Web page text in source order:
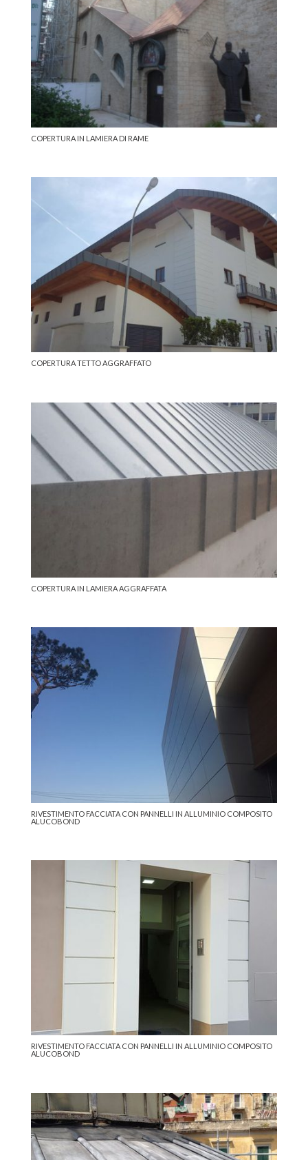
COPERTURA IN LAMIERA DI RAME
COPERTURA TETTO AGGRAFFATO
COPERTURA IN LAMIERA AGGRAFFATA
RIVESTIMENTO FACCIATA CON PANNELLI IN ALLUMINIO COMPOSITO
ALUCOBOND
RIVESTIMENTO FACCIATA CON PANNELLI IN ALLUMINIO COMPOSITO
ALUCOBOND